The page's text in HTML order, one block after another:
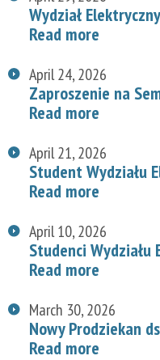
Wydział
Read more
April 24, 2026
Zaproszenie na
Read more
April 21, 2026
Student Wydziału
Read more
April 10, 2026
Studenci Wydziału
Read more
March 30, 2026
Nowy Prodziekan
Read more